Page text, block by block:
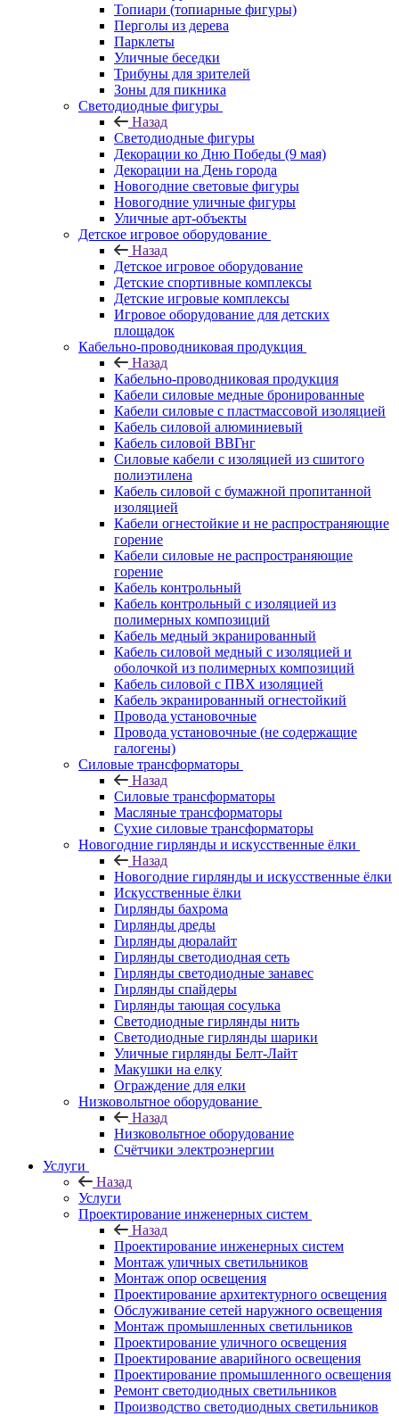
Топиари (топиарные фигуры)
Перголы из дерева
Парклеты
Уличные беседки
Трибуны для зрителей
Зоны для пикника
Светодиодные фигуры
Назад
Светодиодные фигуры
Декорации ко Дню Победы (9 мая)
Декорации на День города
Новогодние световые фигуры
Новогодние уличные фигуры
Уличные арт-объекты
Детское игровое оборудование
Назад
Детское игровое оборудование
Детские спортивные комплексы
Детские игровые комплексы
Игровое оборудование для детских
площадок
Кабельно-проводниковая продукция
Назад
Кабельно-проводниковая продукция
Кабели силовые медные бронированные
Кабели силовые с пластмассовой изоляцией
Кабель силовой алюминиевый
Кабель силовой ВВГнг
Силовые кабели с изоляцией из сшитого
полиэтилена
Кабель силовой с бумажной пропитанной
изоляцией
Кабели огнестойкие и не распространяющие
горение
Кабели силовые не распространяющие
горение
Кабель контрольный
Кабель контрольный с изоляцией из
полимерных композиций
Кабель медный экранированный
Кабель силовой медный с изоляцией и
оболочкой из полимерных композиций
Кабель силовой с ПВХ изоляцией
Кабель экранированный огнестойкий
Провода установочные
Провода установочные (не содержащие
галогены)
Силовые трансформаторы
Назад
Силовые трансформаторы
Масляные трансформаторы
Сухие силовые трансформаторы
Новогодние гирлянды и искусственные ёлки
Назад
Новогодние гирлянды и искусственные ёлки
Искусственные ёлки
Гирлянды бахрома
Гирлянды дреды
Гирлянды дюралайт
Гирлянды светодиодная сеть
Гирлянды светодиодные занавес
Гирлянды спайдеры
Гирлянды тающая сосулька
Светодиодные гирлянды нить
Светодиодные гирлянды шарики
Уличные гирлянды Белт-Лайт
Макушки на елку
Ограждение для елки
Низковольтное оборудование
Назад
Низковольтное оборудование
Счётчики электроэнергии
Услуги
Назад
Услуги
Проектирование инженерных систем
Назад
Проектирование инженерных систем
Монтаж уличных светильников
Монтаж опор освещения
Проектирование архитектурного освещения
Обслуживание сетей наружного освещения
Монтаж промышленных светильников
Проектирование уличного освещения
Проектирование аварийного освещения
Проектирование промышленного освещения
Ремонт светодиодных светильников
Производство светодиодных светильников